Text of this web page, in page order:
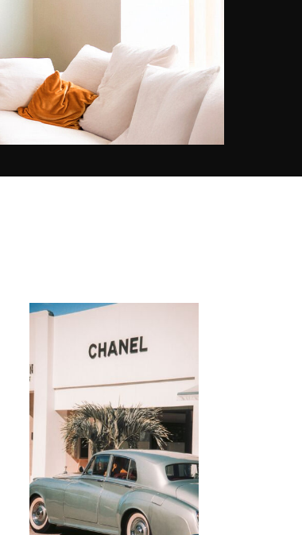
elegantie, en leggen ze de essentie
vast van kostbare momenten die
we graag zouden willen uitstellen.
Hun gezamenlijke werk,
tentoongesteld in YellowKorner,
viert een levenskunst, tussen